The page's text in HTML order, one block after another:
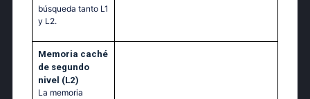
búsqueda tanto L1
y L2.
Memoria caché
de segundo
nivel (L2)
La memoria